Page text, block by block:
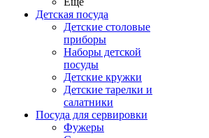
Детская посуда
Детские столовые
приборы
Наборы детской
посуды
Детские кружки
Детские тарелки и
салатники
Посуда для сервировки
Фужеры